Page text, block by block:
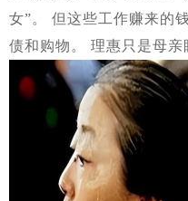
女”。 但这些工作赚来的
债和购物。 理惠只是母亲